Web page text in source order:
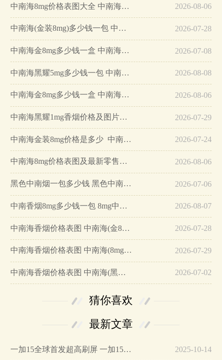
中南海8mg价格表图大全 中南海8mg价格查询… 2026-08-06
中南海(金装8mg)多少钱一包 中南海(金装8mg)基本信息一览… 2026-07-28
中南海金8mg多少钱一盒 中南海金8mg价格表图查询… 2026-07-08
中南海黑耀5mg多少钱一包 中南海黑耀5mg价格详情一览… 2026-08-08
中南海金8mg多少钱一盒 中南海金8mg香烟价格查询一览… 2026-08-06
中南海黑耀1mg香烟价格及图片一览2025… 2026-07-29
中南海金装8mg价格是多少 中南海金装8mg怎么辨别真假… 2026-07-24
中南海8mg价格表图及最新零售价格一览… 2026-08-06
黑色中南烟一包多少钱 黑色中南海香烟价格表… 2026-07-06
中南香烟8mg多少钱一包 8mg中南海香烟价格表 … 2026-08-07
中南海香烟价格表图 中南海(金8mg)多少钱一包… 2026-07-28
中南海香烟价格表图 中南海(8mg薄荷日本)多少钱一包… 2026-07-29
中南海香烟价格表图 中南海(黑耀5mg)多少钱一包… 2026-07-02
猜你喜欢
最新文章
一加15全球首发超高刷屏 一加15参数详细配置… 2025-10-14